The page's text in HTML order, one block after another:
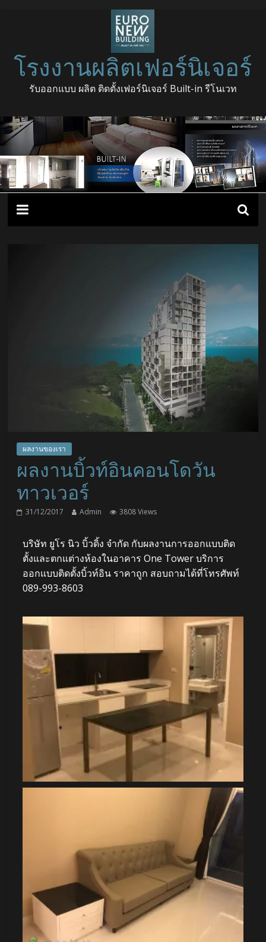
โรงงานผลิตเฟอร์นิเจอร์
รับออกแบบ ผลิต ติดตั้งเฟอร์นิเจอร์ Built-in รีโนเวท
ผลงานของเรา
ผลงานบิ้วท์อินคอนโดวัน
ทาวเวอร์
31/12/2017 Admin 3808 Views
บริษัท ยูโร นิว บิ้วดิ้ง จำกัด กับผลงานการออกแบบติด
ตั้งและตกแต่างห้องในอาคาร One Tower บริการ
ออกแบบติดตั้งบิ้วท์อิน ราคาถูก สอบถามได้ที่โทรศัพท์
089-993-8603